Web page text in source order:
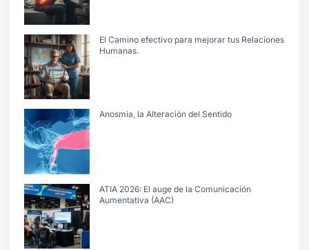
El Camino efectivo para mejorar tus Relaciones
Humanas.
Anosmia, la Alteraciòn del Sentido
ATIA 2026: El auge de la Comunicación
Aumentativa (AAC)